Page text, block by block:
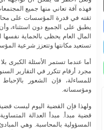
فهذه آفة تعاني منها جميع
ثقته في قدرة المؤسسات على
يطبق على الجميع دون استثناء،
المال العام يحظى بالحماية
تستعيد مكانتها وتتعزز شرعية
أما عندما تستمر الأسئلة الكبرى
مجرد أرقام تتكرر في التقارير
للمساءلة، فإن الشعور
ومؤسساته.
ولهذا فإن القضية اليوم ليست
قضية مبدأ. مبدأ العدالة
المسؤولية بالمحاسبة. وهي